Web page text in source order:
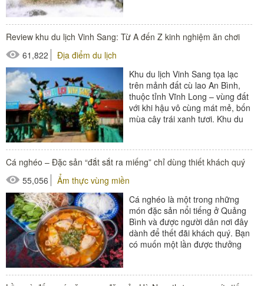
Review khu du lịch Vinh Sang: Từ A đến Z kinh nghiệm ăn chơi
61,822
Địa điểm du lịch
Khu du lịch Vinh Sang tọa lạc
trên mảnh đất cù lao An Bình,
thuộc tỉnh Vĩnh Long – vùng đất
với khi hậu vô cùng mát mẻ, bốn
mùa cây trái xanh tươi. Khu du
Cá nghéo – Đặc sản “đắt sắt ra miếng” chỉ dùng thiết khách quý
55,056
Ẩm thực vùng miền
Cá nghéo là một trong những
món đặc sản nổi tiếng ở Quảng
Bình và được người dân nơi đây
dành để thết đãi khách quý. Bạn
có muốn một lần được thưởng